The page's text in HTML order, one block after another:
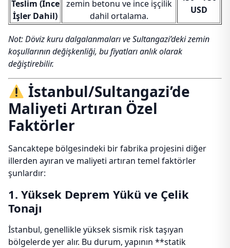
Teslim (İnce
İşler Dahil)
zemin betonu ve ince işçilik
dahil ortalama.
USD
Not: Döviz kuru dalgalanmaları ve Sultangazi’deki zemin
koşullarının değişkenliği, bu fiyatları anlık olarak
değiştirebilir.
İstanbul/Sultangazi’de
Maliyeti Artıran Özel
Faktörler
Sancaktepe bölgesindeki bir fabrika projesini diğer
illerden ayıran ve maliyeti artıran temel faktörler
şunlardır:
1. Yüksek Deprem Yükü ve Çelik
Tonajı
İstanbul, genellikle yüksek sismik risk taşıyan
bölgelerde yer alır. Bu durum, yapının **statik